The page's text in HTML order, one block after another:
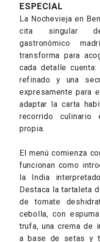
ESPECIAL
La Nochevieja en
cita singular
gastronómico
transforma para
cada detalle
refinado y una
expresamente para
adaptar la carta
recorrido culinario
propia.
El menú comienza
funcionan como
la India
Destaca la tartaleta
de tomate
cebolla, con
trufa, una crema de
a base de setas y